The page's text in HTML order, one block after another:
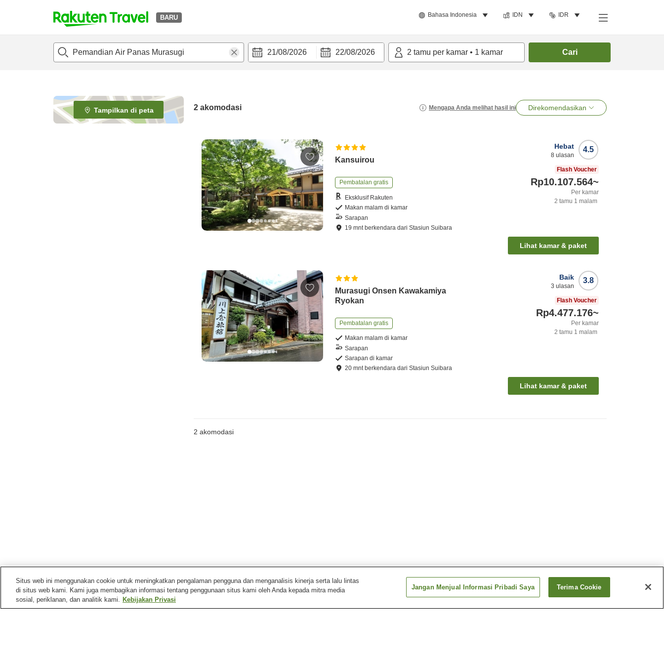
BARU Bahasa Indonesia IDN IDR
t
p
e
_
s
21/08/2026 22/08/2026 2 tamu per kamar • 1 kamar Cari
Tampilkan di peta 2 akomodasi Mengapa Anda melihat hasil ini Direkomendasikan
Kansuirou
Pembatalan gratis
Eksklusif Rakuten
Makan malam di kamar
Sarapan
19 mnt berkendara dariStasiun Suibara
4.5
Hebat
8 ulasan
Flash Voucher
Rp10.107.564~
Per kamar
2 tamu 1 malam
Lihat kamar & paket
Murasugi Onsen Kawakamiya
Ryokan
Pembatalan gratis
Makan malam di kamar
Sarapan
Sarapan di kamar
20 mnt berkendara dariStasiun Suibara
3.8
Baik
3 ulasan
Flash Voucher
Rp4.477.176~
Per kamar
2 tamu 1 malam
Lihat kamar & paket
2 akomodasi
Niigata
Situs web ini menggunakan cookie untuk meningkatkan pengalaman pengguna dan menganalisis kinerja serta lalu lintas
di situs web kami. Kami juga membagikan informasi tentang penggunaan situs kami oleh Anda kepada mitra media
sosial, periklanan, dan analitik kami. Kebijakan Privasi
Jangan Menjual Informasi Pribadi Saya Terima Cookie